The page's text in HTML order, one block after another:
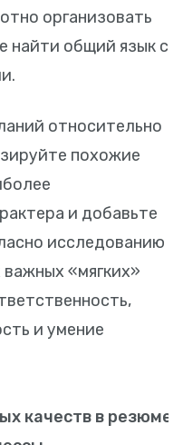
организовать
найти общий язык с
относительно
похожие
и добавьте
исследованию
«мягких»
и умение
качеств в резюме